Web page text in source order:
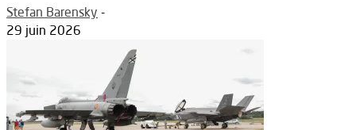
Stefan Barensky -
29 juin 2026